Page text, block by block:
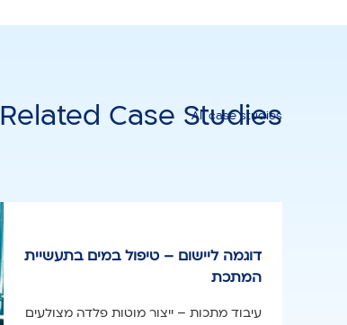
Related Case Studies
All case studies
דוגמה ליישום – טיפול במים בתעשיית
המתכת
עיבוד מתכות – ייצור מוטות פלדה מצולעים